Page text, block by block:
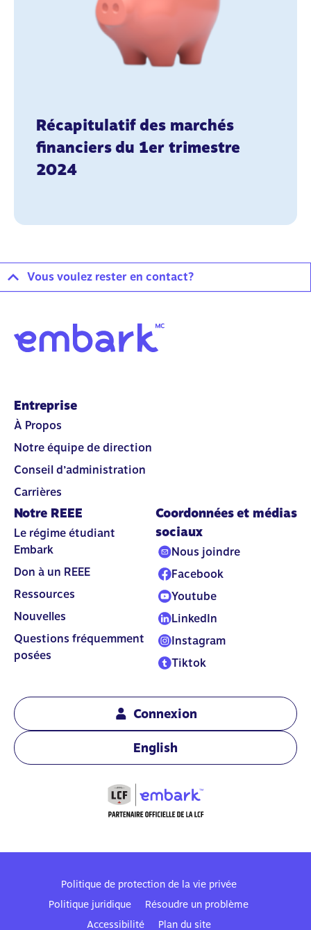
Récapitulatif des marchés
financiers du 1er trimestre
2024
Vous voulez rester en contact?
Entreprise
À Propos
Notre équipe de direction
Conseil d’administration
Carrières
Notre REEE
Le régime étudiant
Embark
Don à un REEE
Ressources
Nouvelles
Questions fréquemment
posées
Coordonnées et médias
sociaux
Nous joindre
Facebook
Youtube
LinkedIn
Instagram
Tiktok
Connexion
English
Politique de protection de la vie privée
Politique juridique
Résoudre un problème
Accessibilité
Plan du site